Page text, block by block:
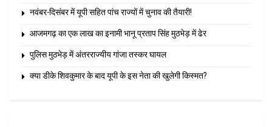
नवंबर-दिसंबर में यूपी सहित पांच राज्यों में चुनाव की तैयारी!
आजमगढ़ का एक लाख का इनामी भानू प्रताप सिंह मुठभेड़ में ढेर
पुलिस मुठभेड़ में अंतरराज्यीय गांजा तस्कर घायल
क्या डीके शिवकुमार के बाद यूपी के इस नेता की खुलेगी किस्मत?